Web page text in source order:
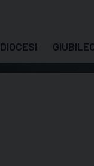
DIOCESI